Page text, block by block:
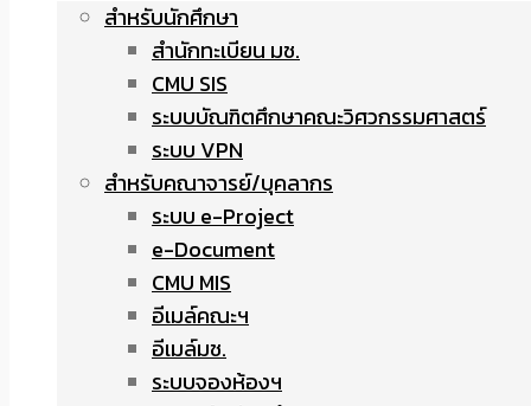
สำหรับนักศึกษา
สำนักทะเบียน มช.
CMU SIS
ระบบบัณฑิตศึกษาคณะวิศวกรรมศาสตร์
ระบบ VPN
สำหรับคณาจารย์/บุคลากร
ระบบ e-Project
e-Document
CMU MIS
อีเมล์คณะฯ
อีเมล์มช.
ระบบจองห้องฯ